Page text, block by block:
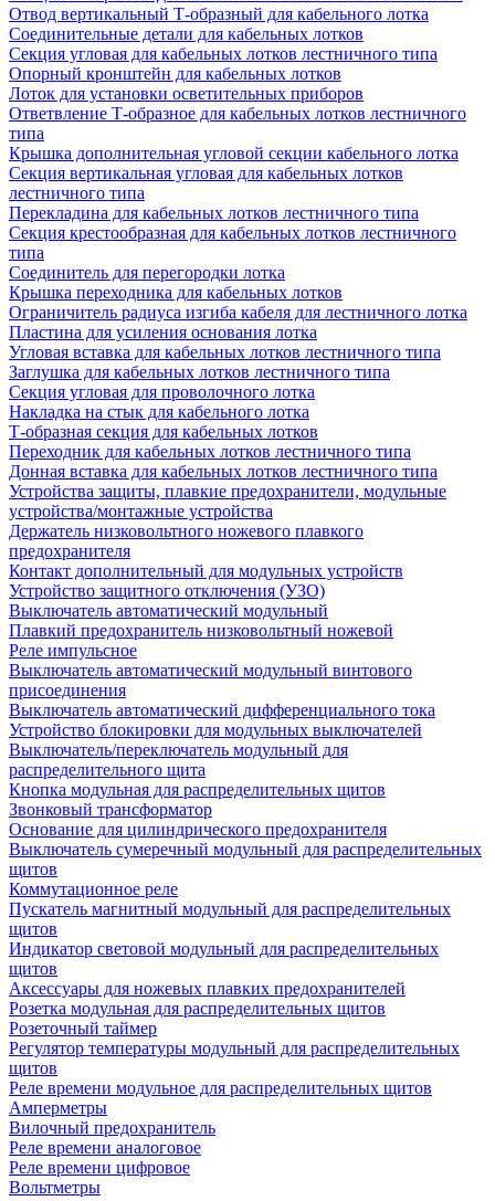
Отвод вертикальный Т-образный для кабельного лотка
Соединительные детали для кабельных лотков
Секция угловая для кабельных лотков лестничного типа
Опорный кронштейн для кабельных лотков
Лоток для установки осветительных приборов
Ответвление Т-образное для кабельных лотков лестничного
типа
Крышка дополнительная угловой секции кабельного лотка
Секция вертикальная угловая для кабельных лотков
лестничного типа
Перекладина для кабельных лотков лестничного типа
Секция крестообразная для кабельных лотков лестничного
типа
Соединитель для перегородки лотка
Крышка переходника для кабельных лотков
Ограничитель радиуса изгиба кабеля для лестничного лотка
Пластина для усиления основания лотка
Угловая вставка для кабельных лотков лестничного типа
Заглушка для кабельных лотков лестничного типа
Секция угловая для проволочного лотка
Накладка на стык для кабельного лотка
Т-образная секция для кабельных лотков
Переходник для кабельных лотков лестничного типа
Донная вставка для кабельных лотков лестничного типа
Устройства защиты, плавкие предохранители, модульные
устройства/монтажные устройства
Держатель низковольтного ножевого плавкого
предохранителя
Контакт дополнительный для модульных устройств
Устройство защитного отключения (УЗО)
Выключатель автоматический модульный
Плавкий предохранитель низковольтный ножевой
Реле импульсное
Выключатель автоматический модульный винтового
присоединения
Выключатель автоматический дифференциального тока
Устройство блокировки для модульных выключателей
Выключатель/переключатель модульный для
распределительного щита
Кнопка модульная для распределительных щитов
Звонковый трансформатор
Основание для цилиндрического предохранителя
Выключатель сумеречный модульный для распределительных
щитов
Коммутационное реле
Пускатель магнитный модульный для распределительных
щитов
Индикатор световой модульный для распределительных
щитов
Аксессуары для ножевых плавких предохранителей
Розетка модульная для распределительных щитов
Розеточный таймер
Регулятор температуры модульный для распределительных
щитов
Реле времени модульное для распределительных щитов
Амперметры
Вилочный предохранитель
Реле времени аналоговое
Реле времени цифровое
Вольтметры